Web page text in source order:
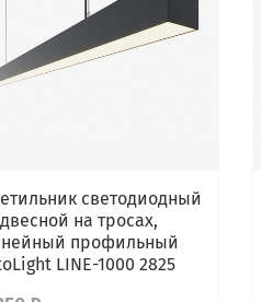
светодиодный
на тросах,
профильный
LINE-1000 2825